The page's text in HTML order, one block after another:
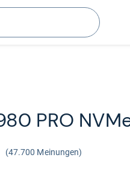
Suchen
PRO
(47.700 Meinungen)